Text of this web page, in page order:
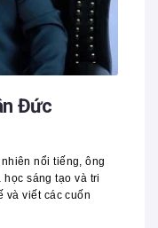
Đức
nổi tiếng, ông
sáng tạo và tri
và viết các cuốn